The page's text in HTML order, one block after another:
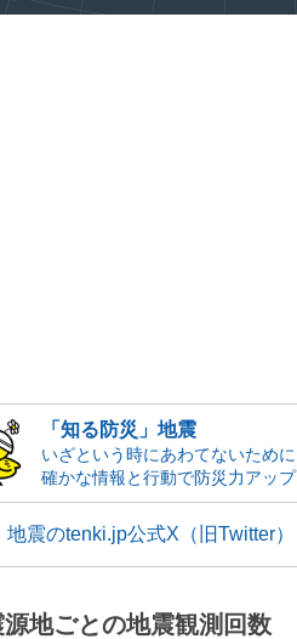
「知る防災」地震
いざという時にあわてないために
確かな情報と行動で防災力アップ
地震のtenki.jp公式X（旧Twitter）
源地ごとの地震観測回数